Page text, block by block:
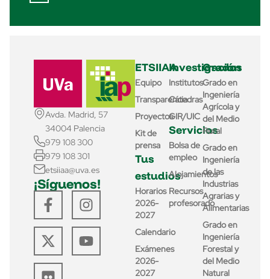
Avda. Madrid, 57
34004 Palencia
979 108 300
979 108 301
etsiiaa@uva.es
¡Síguenos!
ETSIIAA
Equipo
Transparencia
Proyectos
Kit de
prensa
Tus
estudios
Horarios
2026-
2027
Calendario
Exámenes
2026-
2027
Investigación
Institutos
Cátedras
GIR/UIC
Servicios
Bolsa de
empleo
Alojamientos
Recursos
profesorado
Grados
Grado en
Ingeniería
Agrícola y
del Medio
Rural
Grado en
Ingeniería
de las
Industrias
Agrarias y
Alimentarias
Grado en
Ingeniería
Forestal y
del Medio
Natural